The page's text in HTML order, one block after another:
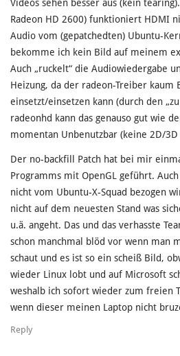
Videos sehen besser aus (kein
Radeon HD 2600) funktioniert HDMI
Audio vom (gepatchedten) Ubuntu-
bekomme ich kein Bild auf meinem
Auch „ruckelt“ die Audiowiedergabe
Heizung, da der radeon-Treiber kaum
einsetzt/einsetzen kann (durch den
radeonhd kann das genauso gut wie
momentan Unbenutzbar (keine 2D/3D
Der no-backfill Patch hat bei mir
Programms mit OpenGL geführt.
nicht vom Ubuntu-X-Squad bezogen
nicht auf dem neuesten Stand was
u.ä. angeht. Das und das verhasste
schon manchmal blöd vor wenn man
schaut und es ist so ein scheiß Bild,
wieder Linux lobt und auf Microsoft
weshalb ich sofort wieder zum freien
wenn dieser meinen Laptop nicht
Reply